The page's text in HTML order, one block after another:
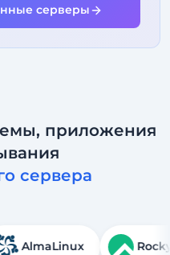
серверы
приложения
сервера
AlmaLinux